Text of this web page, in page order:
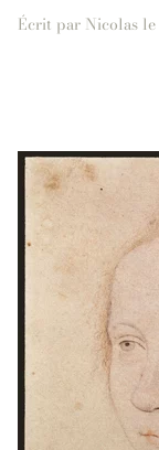
Écrit par Nicolas le